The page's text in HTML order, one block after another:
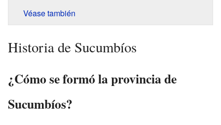
Véase también
Historia de Sucumbíos
¿Cómo se formó la provincia de
Sucumbíos?